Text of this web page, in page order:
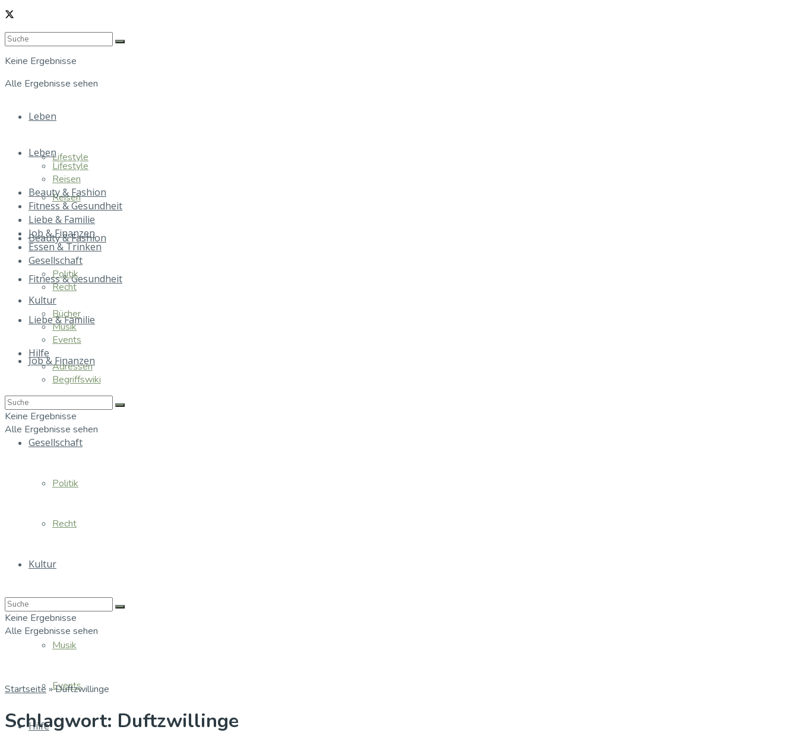
Keine Ergebnisse
Alle Ergebnisse sehen
Leben
Lifestyle
Reisen
Beauty & Fashion
Fitness & Gesundheit
Liebe & Familie
Job & Finanzen
Gesellschaft
Politik
Recht
Kultur
Musik
Events
Hilfe
Leben
Lifestyle
Reisen
Beauty & Fashion
Fitness & Gesundheit
Liebe & Familie
Job & Finanzen
Essen & Trinken
Gesellschaft
Politik
Recht
Kultur
Bücher
Musik
Events
Hilfe
Adressen
Begriffswiki
Keine Ergebnisse
Alle Ergebnisse sehen
Keine Ergebnisse
Alle Ergebnisse sehen
Startseite »Duftzwillinge
Schlagwort: Duftzwillinge